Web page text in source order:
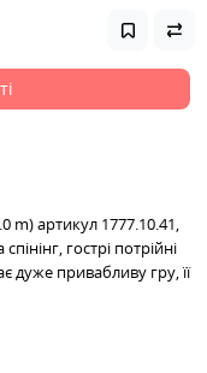
m) артикул 1777.10.41,
гострі потрійні
дуже привабливу гру, її